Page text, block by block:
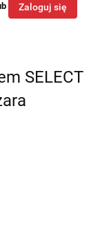
Zaloguj się
SELECT